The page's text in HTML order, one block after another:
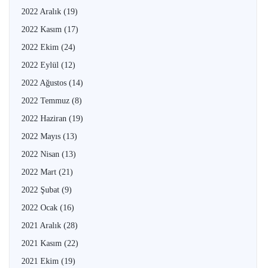
2022 Aralık (19)
2022 Kasım (17)
2022 Ekim (24)
2022 Eylül (12)
2022 Ağustos (14)
2022 Temmuz (8)
2022 Haziran (19)
2022 Mayıs (13)
2022 Nisan (13)
2022 Mart (21)
2022 Şubat (9)
2022 Ocak (16)
2021 Aralık (28)
2021 Kasım (22)
2021 Ekim (19)